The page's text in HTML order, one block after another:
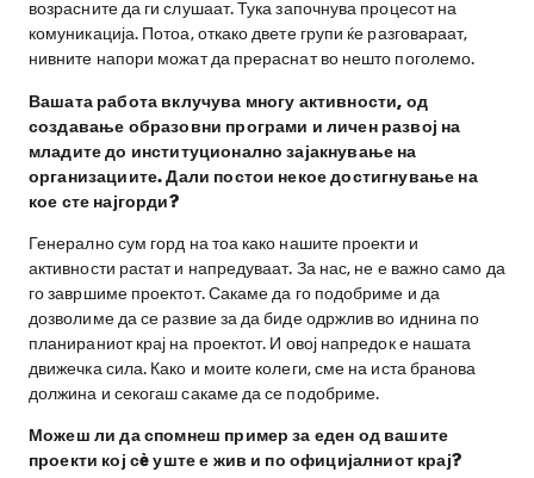
возрасните да ги слушаат. Тука започнува процесот на
комуникација. Потоа, откако двете групи ќе разговараат,
нивните напори можат да прераснат во нешто поголемо.
Вашата работа вклучува многу активности, од
создавање образовни програми и личен развој на
младите до институционално зајакнување на
организациите. Дали постои некое достигнување на
кое сте најгорди?
Генерално сум горд на тоа како нашите проекти и
активности растат и напредуваат. За нас, не е важно само да
го завршиме проектот. Сакаме да го подобриме и да
дозволиме да се развие за да биде одржлив во иднина по
планираниот крај на проектот. И овој напредок е нашата
движечка сила. Како и моите колеги, сме на иста бранова
должина и секогаш сакаме да се подобриме.
Можеш ли да спомнеш пример за еден од вашите
проекти кој сè уште е жив и по официјалниот крај?